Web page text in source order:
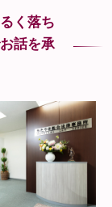
く落ち
話を承